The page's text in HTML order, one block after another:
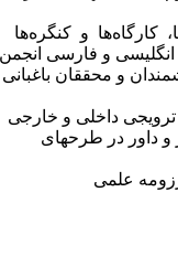
و کنگره‌ها
و فارسی انجمن
و محققان باغبانی
داخلی و خارجی
داور در طرح­های
علمی